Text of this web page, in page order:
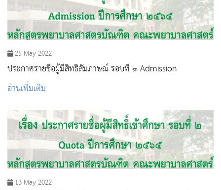
25 May 2022
ประกาศรายชื่อผู้มีสิทธิสัมภาษณ์ รอบที่ ๓ Admission
อ่านเพิ่มเติม
13 May 2022